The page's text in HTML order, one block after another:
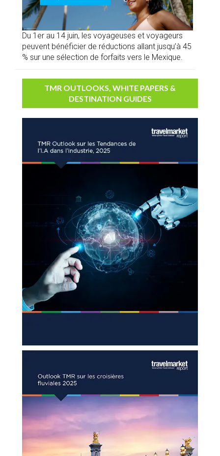
Du 1er au 14 juin, les voyageuses et voyageurs
peuvent bénéficier de réductions allant jusqu’à 45
% sur une sélection de forfaits vers le Mexique.
TMR OUTLOOKS, WHITE PAPERS &
DESTINATION GUIDES